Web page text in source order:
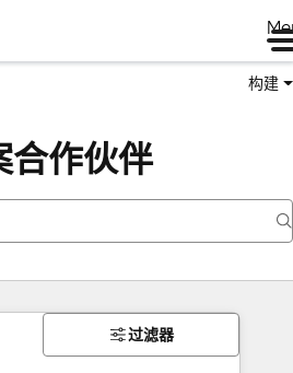
构建
合作伙伴
过滤器